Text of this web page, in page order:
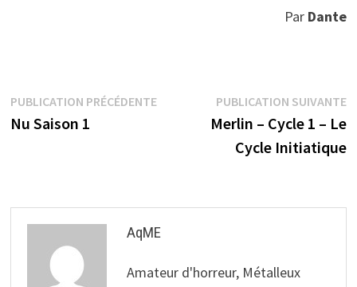
Par Dante
Navigation
de
PUBLICATION PRÉCÉDENTEPublication
précédente :
Nu Saison 1
PUBLICATION SUIVANTE
Merlin – Cycle 1 – Le
Cycle Initiatique
AqME
Amateur d'horreur, Métalleux